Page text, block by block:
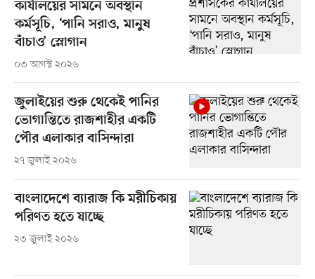
কার্যালয়ের সামনে অবস্থান
কর্মসূচি, ‘পানি সরাও, মানুষ
বাঁচাও’ স্লোগান
০৩ আগস্ট ২০২৬
জুলাইয়ের শুরু থেকেই পানির
ভোগান্তিতে রাজশাহীর একটি
পৌর এলাকার বাসিন্দারা
২৭ জুলাই ২০২৬
বাংলাদেশে ব্যারাজ কি মরীচিকায়
পরিণত হতে যাচ্ছে
২৩ জুলাই ২০২৬